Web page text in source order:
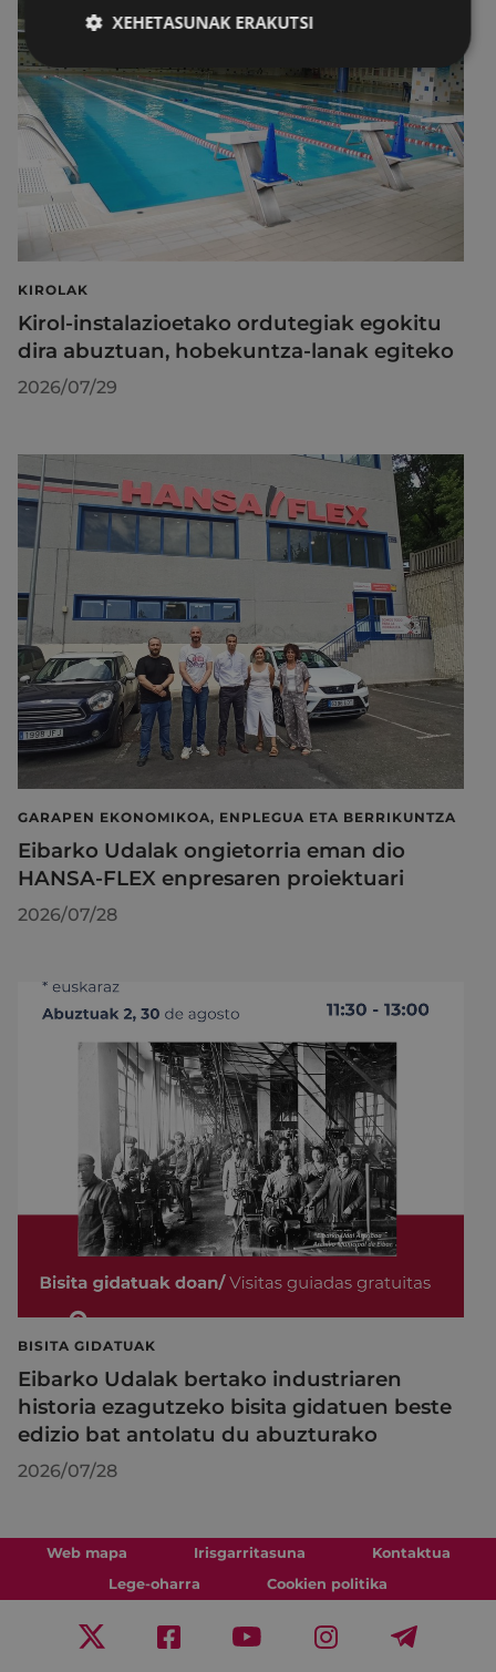
KIROLAK
Kirol-instalazioetako ordutegiak egokitu
dira abuztuan, hobekuntza-lanak egiteko
2026/07/29
GARAPEN EKONOMIKOA, ENPLEGUA ETA BERRIKUNTZA
Eibarko Udalak ongietorria eman dio
HANSA-FLEX enpresaren proiektuari
2026/07/28
BISITA GIDATUAK
Eibarko Udalak bertako industriaren
historia ezagutzeko bisita gidatuen beste
edizio bat antolatu du abuzturako
2026/07/28
Web mapa Irisgarritasuna
Kontaktua
Lege-oharra
Cookien politika
XEHETASUNAK ERAKUTSI